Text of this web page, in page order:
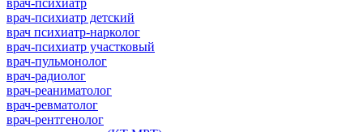
врач-психиатр детский
врач психиатр-нарколог
врач-психиатр участковый
врач-пульмонолог
врач-радиолог
врач-реаниматолог
врач-ревматолог
врач-рентгенолог